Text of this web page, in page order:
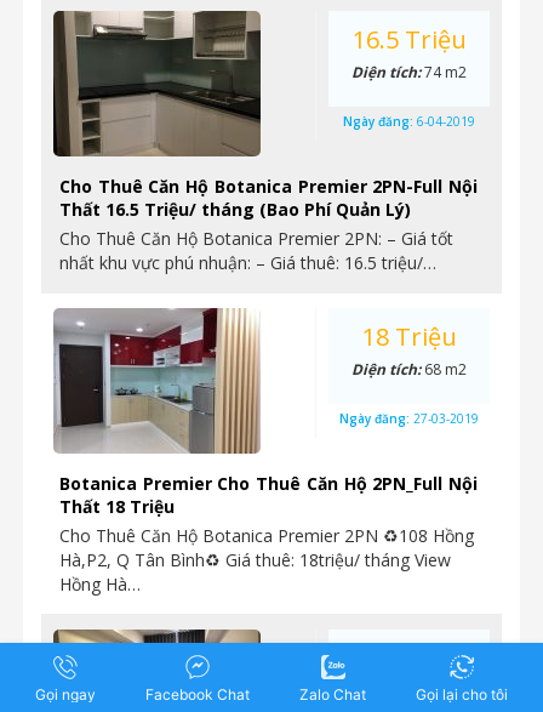
Cho Thuê Căn Hộ Botanica Premier 2PN-Full Nội
Thất 16.5 Triệu/ tháng (Bao Phí Quản Lý)
Cho Thuê Căn Hộ Botanica Premier 2PN: – Giá tốt
nhất khu vực phú nhuận: – Giá thuê: 16.5 triệu/…
16.5 Triệu
Diện tích:74 m2
Ngày đăng: 6-04-2019
Botanica Premier Cho Thuê Căn Hộ 2PN_Full Nội
Thất 18 Triệu
Cho Thuê Căn Hộ Botanica Premier 2PN ♻108 Hồng
Hà,P2, Q Tân Bình♻ Giá thuê: 18triệu/ tháng View
Hồng Hà…
18 Triệu
Diện tích:68 m2
Ngày đăng: 27-03-2019
19 Triệu
Diện tích:68.5 m2
Gọi ngay Facebook Chat Zalo Chat Gọi lại cho tôi